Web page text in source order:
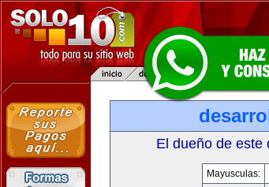
El dueño de este
Mayusculas: